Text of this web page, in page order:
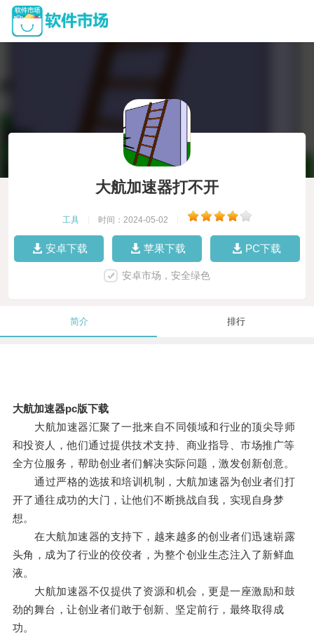
大航加速器打不开
工具 时间：2024-05-02
安卓下载 苹果下载 PC下载
安卓市场，安全绿色
简介 排行
大航加速器pc版下载
大航加速器汇聚了一批来自不同领域和行业的顶尖导师
和投资人，他们通过提供技术支持、商业指导、市场推广等
全方位服务，帮助创业者们解决实际问题，激发创新创意。
通过严格的选拔和培训机制，大航加速器为创业者们打
开了通往成功的大门，让他们不断挑战自我，实现自身梦
想。
在大航加速器的支持下，越来越多的创业者们迅速崭露
头角，成为了行业的佼佼者，为整个创业生态注入了新鲜血
液。
大航加速器不仅提供了资源和机会，更是一座激励和鼓
劲的舞台，让创业者们敢于创新、坚定前行，最终取得成
功。